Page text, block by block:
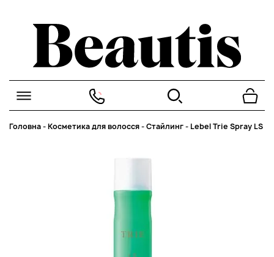
Головна-Косметика для волосся-Стайлинг- Lebel Trie Spray LS